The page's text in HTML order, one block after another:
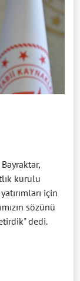
kurulu
için
sözünü
dedi.